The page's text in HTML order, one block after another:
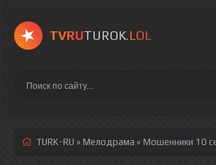
TVRUTUROK.LOL
TURK-RU » Мелодрама » Мошенники 10